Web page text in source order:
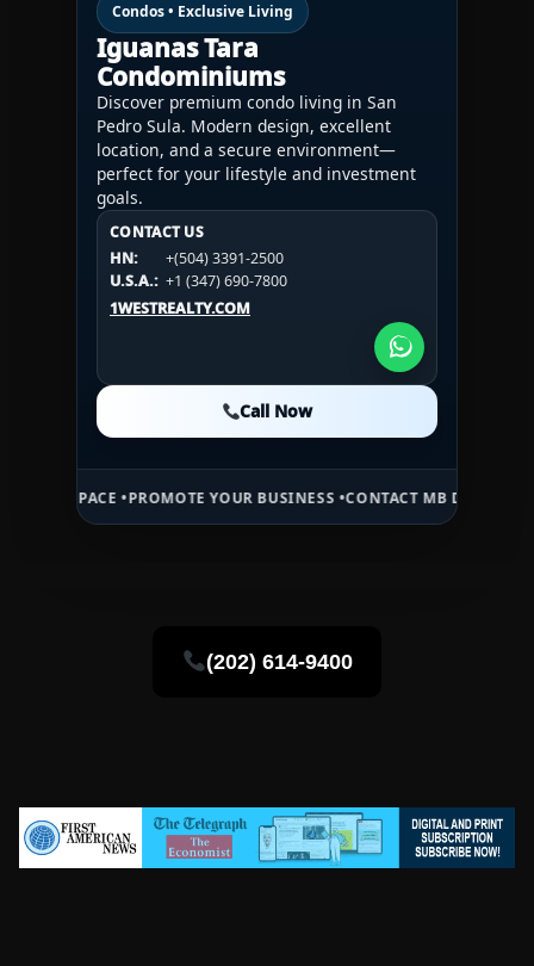
Condos • Exclusive Living
Iguanas Tara
Condominiums
Discover premium condo living in San
Pedro Sula. Modern design, excellent
location, and a secure environment—
perfect for your lifestyle and investment
goals.
CONTACT US
HN:
+(504) 3391-2500
U.S.A.: +1 (347) 690-7800
1WESTREALTY.COM
Call Now
CONTACT US
HN:
+(504) 3391-2500
U.S.A.:
+1 (984) 246-2100
1WESTREALTY.COM
CONTACT US
HN:
+(504) 3391-2500
U.S.A.: +1 (984) 246-2100
1WESTREALTY.COM
Call Now
PROMOTE YOUR BUSINESS •CONTACT MB DAILY NEWS •
(202) 614-9400